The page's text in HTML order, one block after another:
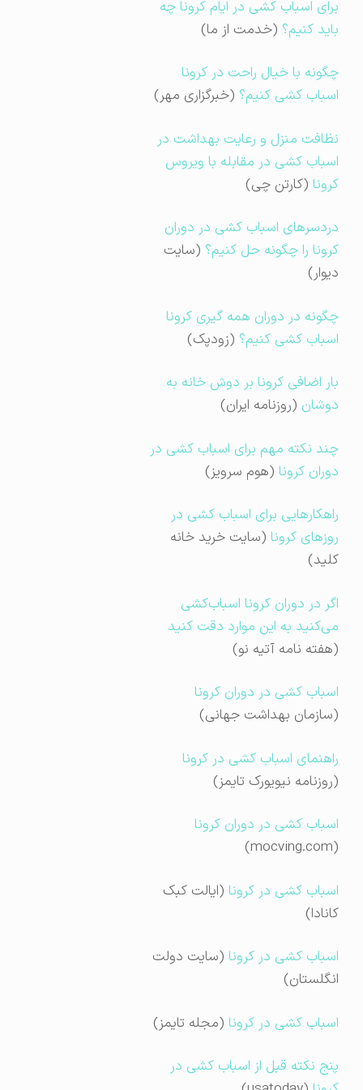
برای اسباب کشی در ایام کرونا چه
باید کنیم؟(خدمت از ما)
چگونه با خیال راحت در کرونا
اسباب کشی کنیم؟(خبرگزاری مهر)
نظافت منزل و رعایت بهداشت در
اسباب کشی در مقابله با ویروس
کرونا(کارتن چی)
دردسرهای اسباب کشی در دوران
کرونا را چگونه حل کنیم؟(سایت
دیوار)
چگونه در دوران همه گیری کرونا
اسباب کشی کنیم؟(زودپک)
بار اضافی کرونا بر دوش خانه به
دوشان(روزنامه ایران)
چند نکته مهم برای اسباب کشی در
دوران کرونا(هوم سرویز)
راهکارهایی برای اسباب کشی در
روزهای کرونا(سایت خرید خانه
کلید)
اگر در دوران کرونا اسباب‌کشی
می‌کنید به این موارد دقت کنید
(هفته نامه آتیه نو)
اسباب کشی در دوران کرونا
(سازمان بهداشت جهانی)
راهنمای اسباب کشی در کرونا
(روزنامه نیویورک تایمز)
اسباب کشی در دوران کرونا
اسباب کشی در کرونا(ایالت کبک
کانادا)
اسباب کشی در کرونا(سایت دولت
انگلستان)
اسباب کشی در کرونا(مجله تایمز)
پنج نکته قبل از اسباب کشی در